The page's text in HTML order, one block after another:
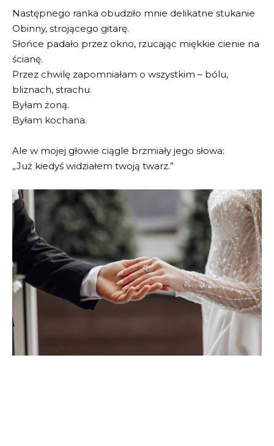
Następnego ranka obudziło mnie delikatne stukanie
Obinny, strojącego gitarę.
Słońce padało przez okno, rzucając miękkie cienie na
ścianę.
Przez chwilę zapomniałam o wszystkim – bólu,
bliznach, strachu.
Byłam żoną.
Byłam kochana.
Ale w mojej głowie ciągle brzmiały jego słowa:
„Już kiedyś widziałem twoją twarz.”